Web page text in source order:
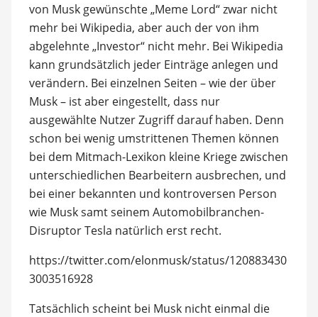
von Musk gewünschte „Meme Lord“ zwar nicht
mehr bei Wikipedia, aber auch der von ihm
abgelehnte „Investor“ nicht mehr. Bei Wikipedia
kann grundsätzlich jeder Einträge anlegen und
verändern. Bei einzelnen Seiten – wie der über
Musk – ist aber eingestellt, dass nur
ausgewählte Nutzer Zugriff darauf haben. Denn
schon bei wenig umstrittenen Themen können
bei dem Mitmach-Lexikon kleine Kriege zwischen
unterschiedlichen Bearbeitern ausbrechen, und
bei einer bekannten und kontroversen Person
wie Musk samt seinem Automobilbranchen-
Disruptor Tesla natürlich erst recht.
https://twitter.com/elonmusk/status/120883430
3003516928
Tatsächlich scheint bei Musk nicht einmal die